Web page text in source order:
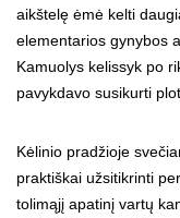
aikštelę ėmė kelti
elementarios gynybos
Kamuolys kelissyk po
pavykdavo susikurti
Kėlinio pradžioje
praktiškai užsitikrinti
tolimąjį apatinį vartų